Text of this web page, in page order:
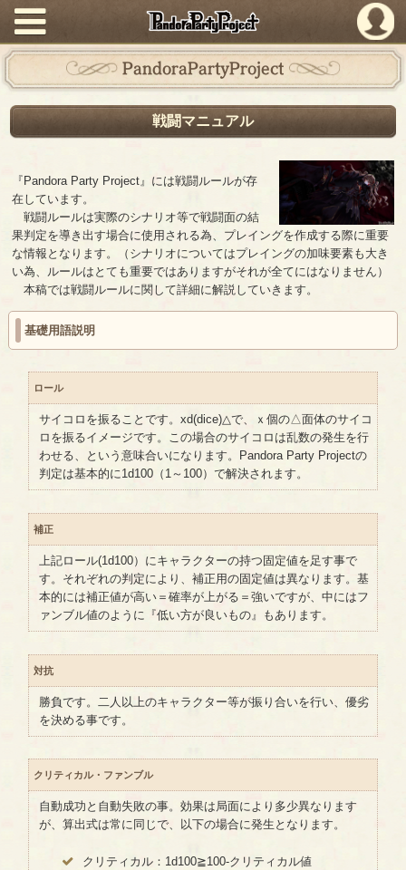
PandoraPartyProject
PandoraPartyProject
戦闘マニュアル
『Pandora Party Project』には戦闘ルールが存
在しています。
戦闘ルールは実際のシナリオ等で戦闘面の結
果判定を導き出す場合に使用される為、プレイングを作成する際に重要
な情報となります。（シナリオについてはプレイングの加味要素も大き
い為、ルールはとても重要ではありますがそれが全てにはなりません）
本稿では戦闘ルールに関して詳細に解説していきます。
基礎用語説明
ロール
サイコロを振ることです。xd(dice)△で、ｘ個の△面体のサイコ
ロを振るイメージです。この場合のサイコロは乱数の発生を行
わせる、という意味合いになります。Pandora Party Projectの
判定は基本的に1d100（1～100）で解決されます。
補正
上記ロール(1d100）にキャラクターの持つ固定値を足す事で
す。それぞれの判定により、補正用の固定値は異なります。基
本的には補正値が高い＝確率が上がる＝強いですが、中にはフ
ァンブル値のように『低い方が良いもの』もあります。
対抗
勝負です。二人以上のキャラクター等が振り合いを行い、優劣
を決める事です。
クリティカル・ファンブル
自動成功と自動失敗の事。効果は局面により多少異なります
が、算出式は常に同じで、以下の場合に発生となります。
クリティカル：1d100≧100-クリティカル値